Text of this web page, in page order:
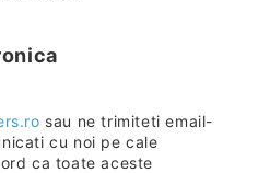
sau ne trimiteti email-
cu noi pe cale
ca toate aceste